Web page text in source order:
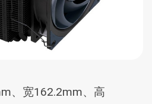
、宽162.2mm、高